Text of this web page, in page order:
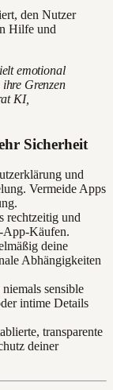
den Nutzer
Hilfe und
emotional
Grenzen
KI,
Sicherheit
und
Vermeide Apps
rechtzeitig und
App-Käufen.
deine
Abhängigkeiten
sensible
intime Details
transparente
deiner